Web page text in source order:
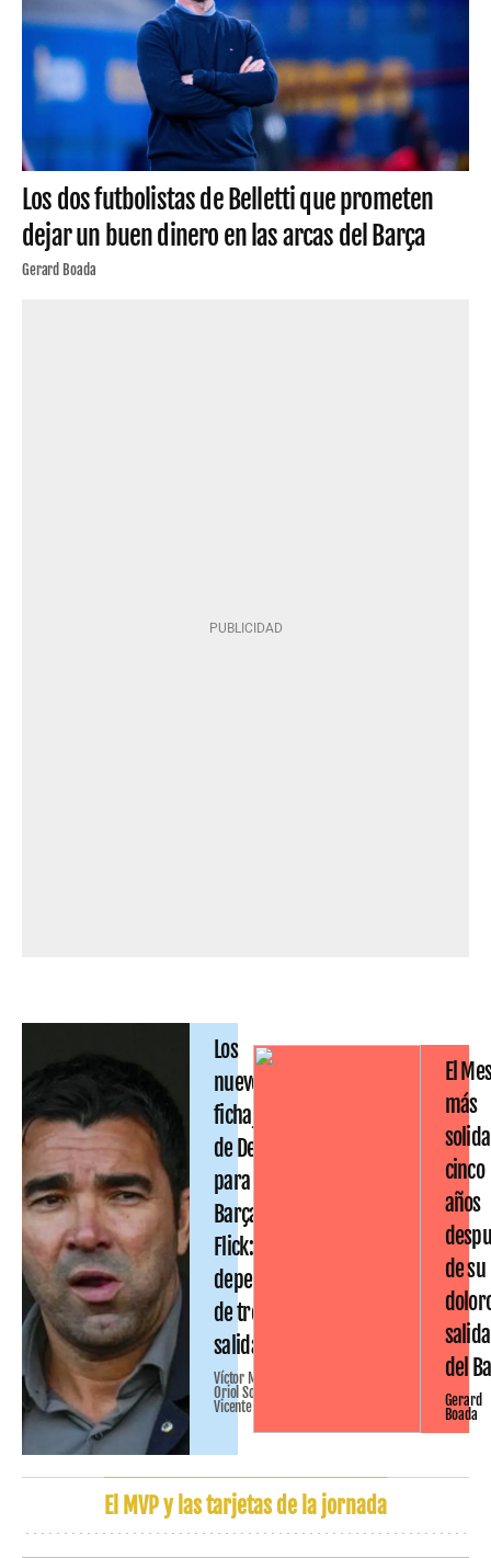
Los dos futbolistas de Belletti que prometen
dejar un buen dinero en las arcas del Barça
Gerard Boada
Los
nuevos
fichajes
de Deco
para el
Barça de
Flick:
dependen
de tres
salidas
Víctor Malo
Oriol Solé
Vicente
El
más
cinco
años
de su
salida
del
Gerard
Boada
El MVP y las tarjetas de la jornada